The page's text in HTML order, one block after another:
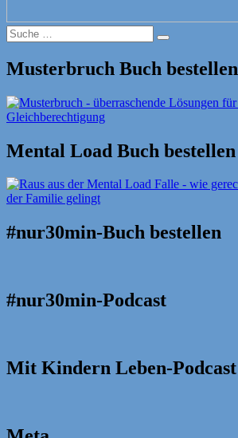
Suche
nach:
Suche
Musterbruch Buch bestellen
Mental Load Buch bestellen
#nur30min-Buch bestellen
#nur30min-Podcast
Mit Kindern Leben-Podcast